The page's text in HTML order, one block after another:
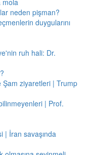
mola
neden pişman?
duygularını
ruh hali: Dr.
ziyaretleri | Trump
| Prof.
| İran savaşında